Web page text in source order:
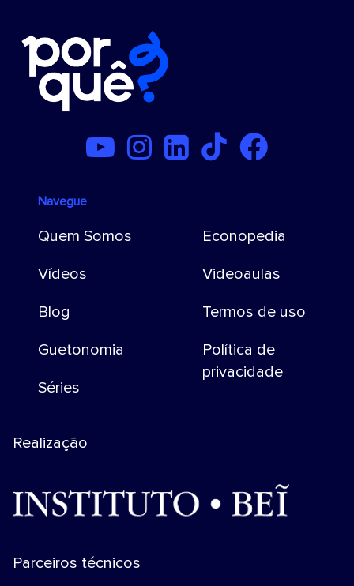
Navegue
Quem Somos
Vídeos
Blog
Guetonomia
Séries
Econopedia
Videoaulas
Termos de uso
Política de
privacidade
Realização
Parceiros técnicos